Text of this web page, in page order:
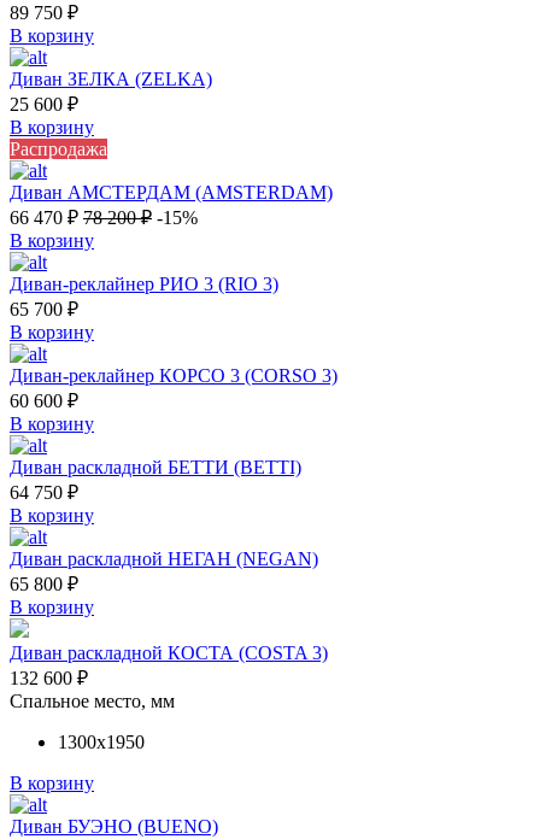
89 750 ₽
В корзину
Диван ЗЕЛКА (ZELKA)
25 600 ₽
В корзину
Распродажа
Диван АМСТЕРДАМ (AMSTERDAM)
66 470 ₽ 78 200₽ -15%
В корзину
Диван-реклайнер РИО 3 (RIO 3)
65 700 ₽
В корзину
Диван-реклайнер КОРСО 3 (CORSO 3)
60 600 ₽
В корзину
Диван раскладной БЕТТИ (BETTI)
64 750 ₽
В корзину
Диван раскладной НЕГАН (NEGAN)
65 800 ₽
В корзину
Диван раскладной КОСТА (COSTA 3)
132 600 ₽
Спальное место, мм
1300х1950
В корзину
Диван БУЭНО (BUENO)